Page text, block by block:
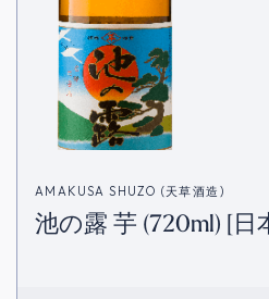
AMAKUSA SHUZO (天草酒造)
池の露 芋 (720ml) [日